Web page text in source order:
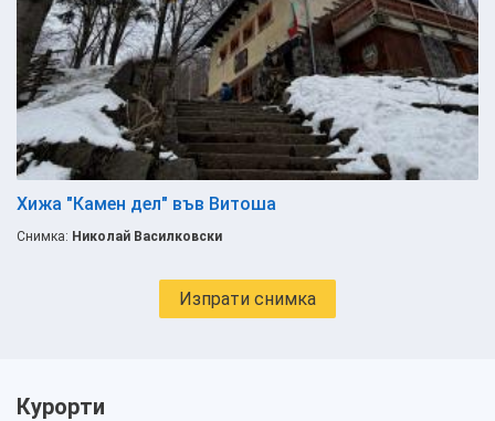
Хижа "Камен дел" във Витоша
Снимка: Николай Василковски
Изпрати снимка
Курорти